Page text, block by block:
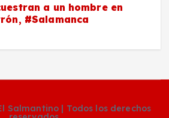
a un hombre en
#Salamanca
Salmantino | Todos los derechos